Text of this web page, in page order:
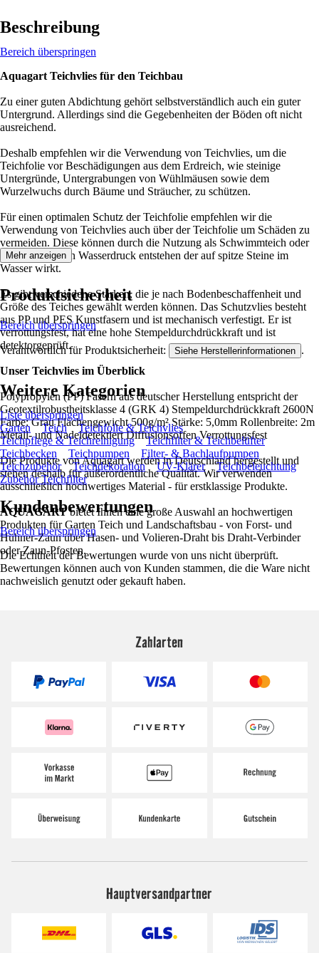
Beschreibung
Bereich überspringen
Aquagart Teichvlies für den Teichbau
Zu einer guten Abdichtung gehört selbstverständlich auch ein guter
Untergrund. Allerdings sind die Gegebenheiten der Böden oft nicht
ausreichend.
Deshalb empfehlen wir die Verwendung von Teichvlies, um die
Teichfolie vor Beschädigungen aus dem Erdreich, wie steinige
Untergründe, Untergrabungen von Wühlmäusen sowie dem
Wurzelwuchs durch Bäume und Sträucher, zu schützen.
Für einen optimalen Schutz der Teichfolie empfehlen wir die
Verwendung von Teichvlies auch über der Teichfolie um Schäden zu
vermeiden. Diese können durch die Nutzung als Schwimmteich oder
durch den hohen Wasserdruck entstehen der auf spitze Steine im
Wasser wirkt.
Es gibt verschiedene Stärken, die je nach Bodenbeschaffenheit und
Größe des Teiches gewählt werden können. Das Schutzvlies besteht
aus PP und PES Kunstfasern und ist mechanisch verfestigt. Er ist
verrottungsfest, hat eine hohe Stempeldurchdrückkraft und ist
detektorgeprüft.
Unser Teichvlies im Überblick
Polypropylen (PP) Fasern aus deutscher Herstellung entspricht der
Geotextilrobustheitsklasse 4 (GRK 4) Stempeldurchdrückkraft 2600N
Farbe: Grau Flächengewicht 500g/m² Stärke: 5,0mm Rollenbreite: 2m
Metall- und Nadeldetektiert Diffusionsoffen Verrottungsfest
Die Produkte von Aquagart werden in Deutschland hergestellt und
stehen deshalb für außerordentliche Qualität. Wir verwenden
ausschließlich hochwertiges Material - für erstklassige Produkte.
AQUAGARTbietet Ihnen eine große Auswahl an hochwertigen
Produkten für Garten Teich und Landschaftsbau - von Forst- und
Hühner-Zaun über Hasen- und Volieren-Draht bis Draht-Verbinder
oder Zaun-Pfosten.
Mehr anzeigen
Produktsicherheit
Bereich überspringen
Verantwortlich für Produktsicherheit: Siehe Herstellerinformationen .
Weitere Kategorien
Liste überspringen
Garten
Teich
Teichfolie & Teichvlies
Teichpflege & Teichreinigung
Teichfilter & Teichbelüfter
Teichbecken
Teichpumpen
Filter- & Bachlaufpumpen
Teichzubehör
Teichdekoration UV-Klärer
Teichbeleuchtung
Zubehör Teichfilter
Kundenbewertungen
Bereich überspringen
Die Echtheit der Bewertungen wurde von uns nicht überprüft.
Bewertungen können auch von Kunden stammen, die die Ware nicht
nachweislich genutzt oder gekauft haben.
Zahlarten
Hauptversandpartner